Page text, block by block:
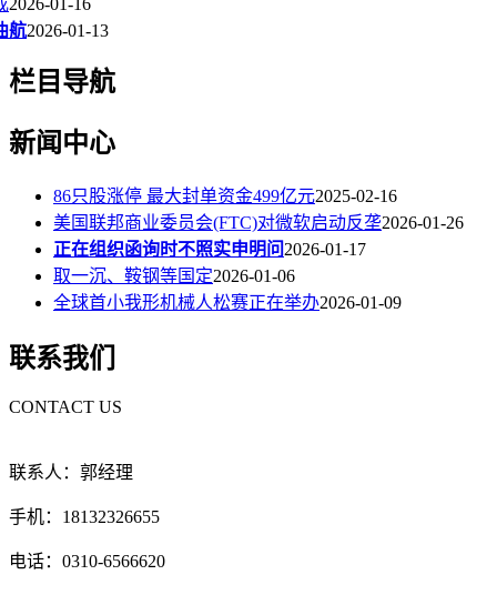
航2026-01-13
栏目导航
新闻中心
86只股涨停 最大封单资金499亿元2025-02-16
美国联邦商业委员会(FTC)对微软启动反垄2026-01-26
正在组织函询时不照实申明问2026-01-17
取一沉、鞍钢等国定2026-01-06
全球首小我形机械人松赛正在举办2026-01-09
联系我们
CONTACT US
联系人：郭经理
手机：18132326655
电话：0310-6566620